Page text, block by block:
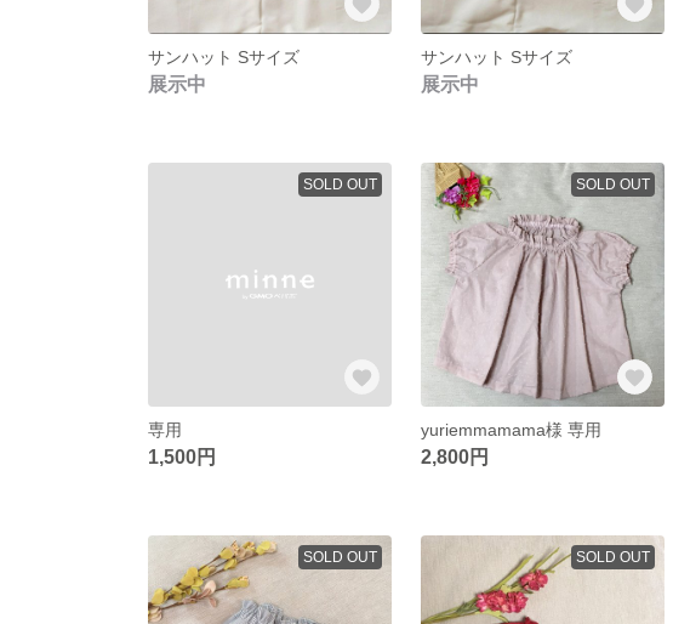
サンハット Sサイズ
展示中
サンハット Sサイズ
展示中
SOLD OUT
専用
1,500円
SOLD OUT
yuriemmamama様 専用
2,800円
SOLD OUT SOLD OUT